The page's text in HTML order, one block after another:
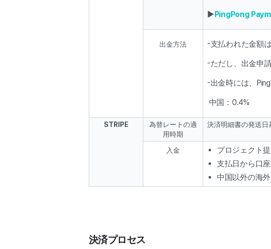
▶️PingPong
出金方法 -支払われた金額
-ただし、出金申
-出金時には、
中国：0.4%
STRIPE
為替レートの適
用時期
決済明細書の発送日
入金
プロジェクト
支払日から口
中国以外の海
決済プロセス